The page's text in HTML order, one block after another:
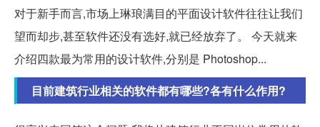
对于新手而言,市场上琳琅满目的平面设计软件往往让我们
望而却步,甚至软件还没有选好,就已经放弃了。 今天就来
介绍四款最为常用的设计软件,分别是 Photoshop...
目前建筑行业相关的软件都有哪些?各有什么作用?